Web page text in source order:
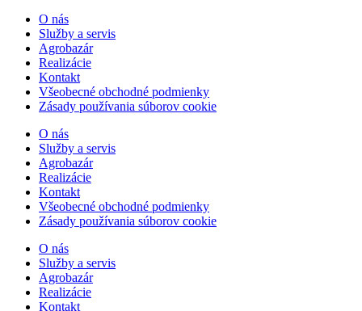
O nás
Služby a servis
Agrobazár
Realizácie
Kontakt
Všeobecné obchodné podmienky
Zásady používania súborov cookie
O nás
Služby a servis
Agrobazár
Realizácie
Kontakt
Všeobecné obchodné podmienky
Zásady používania súborov cookie
O nás
Služby a servis
Agrobazár
Realizácie
Kontakt